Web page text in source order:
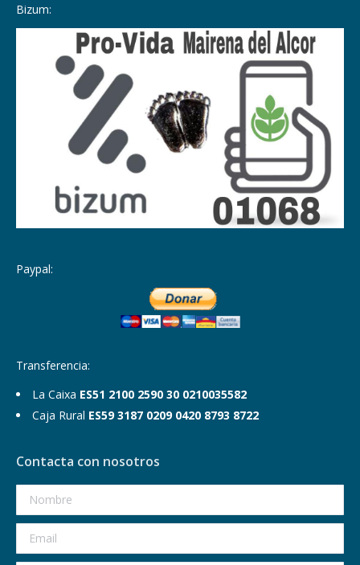
Bizum:
Paypal:
Transferencia:
La Caixa ES51 2100 2590 30 0210035582
Caja Rural ES59 3187 0209 0420 8793 8722
Contacta con nosotros